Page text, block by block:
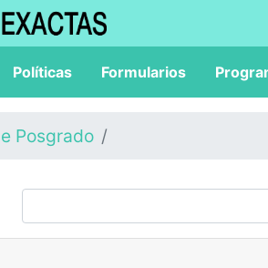
Políticas Formularios
Posgrado